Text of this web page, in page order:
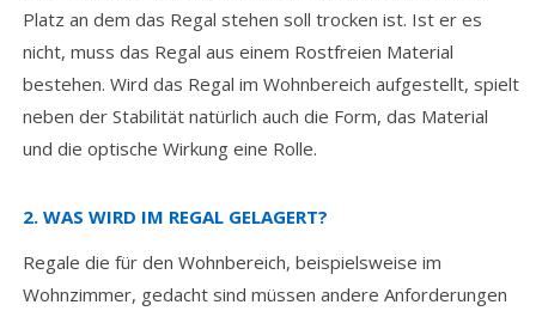
Platz an dem das Regal stehen soll trocken ist. Ist er es
nicht, muss das Regal aus einem Rostfreien Material
bestehen. Wird das Regal im Wohnbereich aufgestellt, spielt
neben der Stabilität natürlich auch die Form, das Material
und die optische Wirkung eine Rolle.
2. WAS WIRD IM REGAL GELAGERT?
Regale die für den Wohnbereich, beispielsweise im
Wohnzimmer, gedacht sind müssen andere Anforderungen